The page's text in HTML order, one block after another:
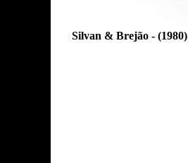
Silvan & Brejão - (1980)